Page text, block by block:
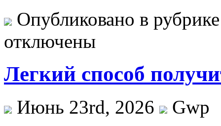
Опубликовано в
отключены
Легкий способ
Июнь 23rd, 2026
Gwp